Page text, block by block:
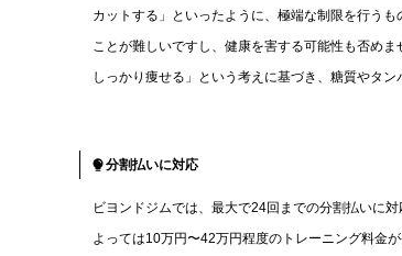
カットする」といったように、極端な制限を行う
ことが難しいですし、健康を害する可能性も否め
しっかり痩せる」という考えに基づき、糖質やタン
分割払いに対応
ビヨンドジムでは、最大で24回までの分割払いに
よっては10万円〜42万円程度のトレーニング料金